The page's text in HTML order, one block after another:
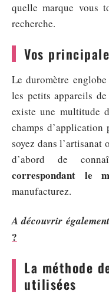
quelle marque vous
recherche.
Vos
Le duromètre
les petits appareils
existe une multitude
champs d’application
soyez dans
d’abord de
correspondant le
manufacturez.
A découvrir
?
La méthode
utilisées